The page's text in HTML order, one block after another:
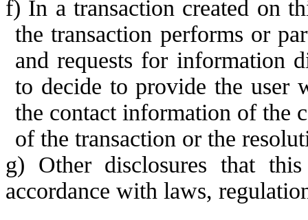
f) In a transaction created on
the transaction performs or
and requests for information
to decide to provide the user
the contact information of the
of the transaction or the
g) Other disclosures that
accordance with laws,